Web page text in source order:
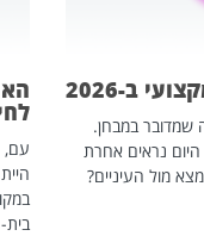
ב-2026
שמדובר במבחן.
נראים אחרת
מול העיניים?
עם,